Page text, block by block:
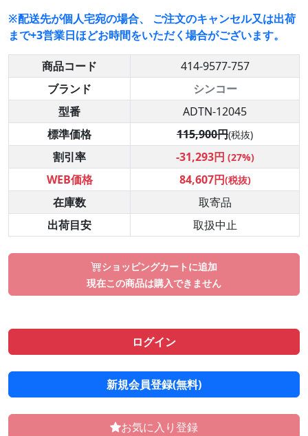
※配送先が個人宅宛の場合、 ご注文のキャンセル又は出荷
まで+3営業日ほどお時間をいただく場合がございます。
商品コード
414-9577-757
ブランド
シンコー
型番
ADTN-12045
標準価格
115,900円(税抜)
割引率 -31,293円 (27%)
WEB価格 84,607円(税抜)
在庫数
取寄品
出荷目安
取扱中止
ショッピングカートに追加
現在この商品は購入できません
ログイン
新規会員登録(無料)
お気に入り登録